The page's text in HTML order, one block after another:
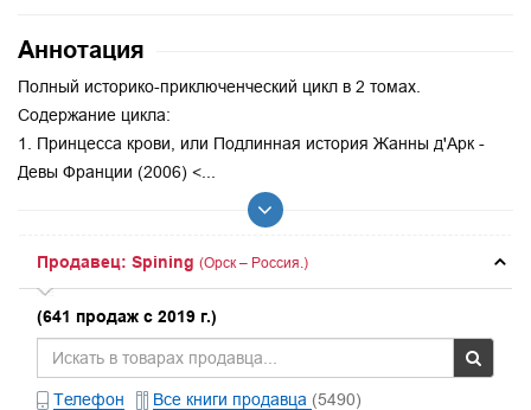
Аннотация
Полный историко-приключенческий цикл в 2 томах.
Содержание цикла:
1. Принцесса крови, или Подлинная история Жанны д'Арк -
Девы Франции (2006) <...
Продавец: Spining (Орск – Россия.)
(641 продаж с 2019 г.)
Телефон Все книги продавца (5490)